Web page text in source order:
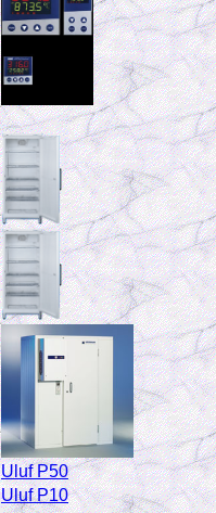
Uluf P50
Uluf P10